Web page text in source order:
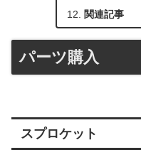
関連記事
パーツ購入
スプロケット